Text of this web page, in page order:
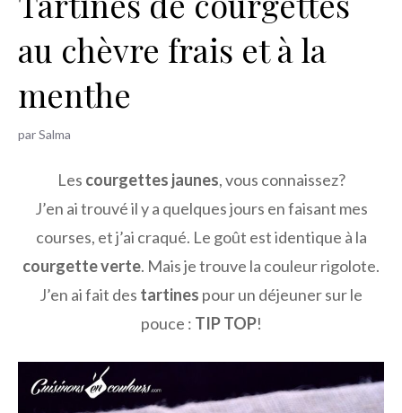
h
r
au chèvre frais et à la
menthe
parSalma
Les courgettes jaunes, vous connaissez?
J’en ai trouvé il y a quelques jours en faisant mes
courses, et j’ai craqué. Le goût est identique à la
courgette verte. Mais je trouve la couleur rigolote.
J’en ai fait des tartines pour un déjeuner sur le
pouce : TIP TOP!